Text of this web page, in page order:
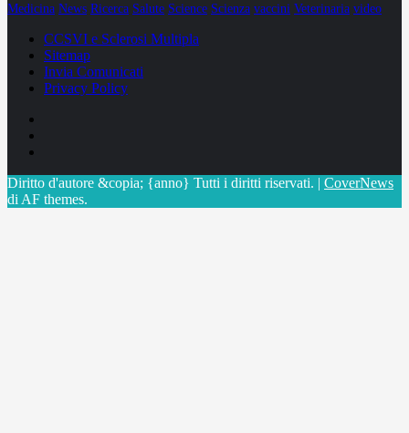
Medicina News Ricerca Salute Science Scienza vaccini Veterinaria video
CCSVI e Sclerosi Multipla
Sitemap
Invia Comunicati
Privacy Policy
Diritto d'autore &copia; {anno} Tutti i diritti riservati. | CoverNews
di AF themes.